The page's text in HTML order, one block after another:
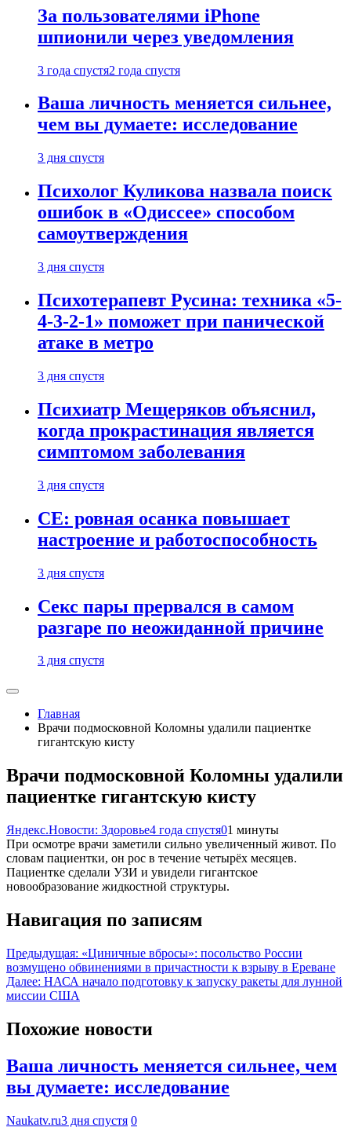
За пользователями iPhone
шпионили через уведомления
3 года спустя2 года спустя
Ваша личность меняется сильнее,
чем вы думаете: исследование
3 дня спустя
Психолог Куликова назвала поиск
ошибок в «Одиссее» способом
самоутверждения
3 дня спустя
Психотерапевт Русина: техника «5-
4-3-2-1» поможет при панической
атаке в метро
3 дня спустя
Психиатр Мещеряков объяснил,
когда прокрастинация является
симптомом заболевания
3 дня спустя
CE: ровная осанка повышает
настроение и работоспособность
3 дня спустя
Секс пары прервался в самом
разгаре по неожиданной причине
3 дня спустя
Главная
Врачи подмосковной Коломны удалили пациентке
гигантскую кисту
Врачи подмосковной Коломны удалили
пациентке гигантскую кисту
Яндекс.Новости: Здоровье4 года спустя01 минуты
При осмотре врачи заметили сильно увеличенный живот. По
словам пациентки, он рос в течение четырёх месяцев.
Пациентке сделали УЗИ и увидели гигантское
новообразование жидкостной структуры.
Навигация по записям
Предыдущая: «Циничные вбросы»: посольство России
возмущено обвинениями в причастности к взрыву в Ереване
Далее: НАСА начало подготовку к запуску ракеты для лунной
миссии США
Похожие новости
Ваша личность меняется сильнее, чем
вы думаете: исследование
Naukatv.ru3 дня спустя 0